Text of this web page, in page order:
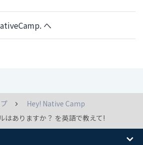
へ
Hey! Native Camp
はありますか？ を英語で教えて!